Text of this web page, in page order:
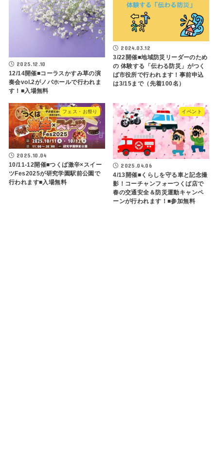
2025.12.10
12/14開催■コーラスかすみ草の演
奏会vol.2がノバホールで行われま
す！■入場無料
2024.03.12
3/22開催■地域防災リーダーのため
の 体験する「伝わる防災」がつく
ば市役所で行われます！事前申込
は3/15まで（先着100名）
フェス・お祭り
2025.10.04
10/11-12開催■つくば激辛×スイー
ツFes2025が研究学園駅前公園で
行われます■入場無料
イベント
2025.04.06
4/13開催■くらしを守る車と記念撮
影！コーチャンフォーつくば店で
春の交通安全＆防災運動キャンペ
ーンが行われます！■参加無料